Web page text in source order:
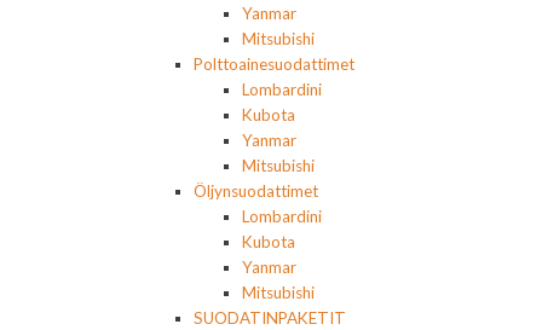
Yanmar
Mitsubishi
Polttoainesuodattimet
Lombardini
Kubota
Yanmar
Mitsubishi
Öljynsuodattimet
Lombardini
Kubota
Yanmar
Mitsubishi
SUODATINPAKETIT